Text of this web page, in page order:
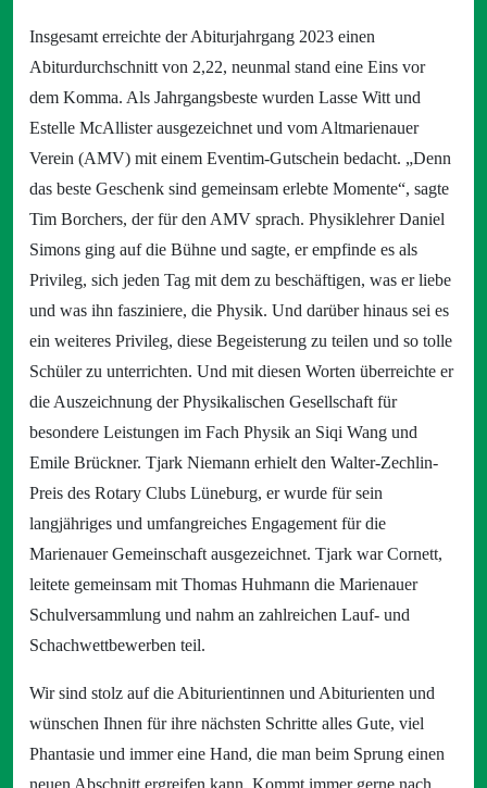
Insgesamt erreichte der Abiturjahrgang 2023 einen
Abiturdurchschnitt von 2,22, neunmal stand eine Eins vor
dem Komma. Als Jahrgangsbeste wurden Lasse Witt und
Estelle McAllister ausgezeichnet und vom Altmarienauer
Verein (AMV) mit einem Eventim-Gutschein bedacht. „Denn
das beste Geschenk sind gemeinsam erlebte Momente“, sagte
Tim Borchers, der für den AMV sprach. Physiklehrer Daniel
Simons ging auf die Bühne und sagte, er empfinde es als
Privileg, sich jeden Tag mit dem zu beschäftigen, was er liebe
und was ihn fasziniere, die Physik. Und darüber hinaus sei es
ein weiteres Privileg, diese Begeisterung zu teilen und so tolle
Schüler zu unterrichten. Und mit diesen Worten überreichte er
die Auszeichnung der Physikalischen Gesellschaft für
besondere Leistungen im Fach Physik an Siqi Wang und
Emile Brückner. Tjark Niemann erhielt den Walter-Zechlin-
Preis des Rotary Clubs Lüneburg, er wurde für sein
langjähriges und umfangreiches Engagement für die
Marienauer Gemeinschaft ausgezeichnet. Tjark war Cornett,
leitete gemeinsam mit Thomas Huhmann die Marienauer
Schulversammlung und nahm an zahlreichen Lauf- und
Schachwettbewerben teil.
Wir sind stolz auf die Abiturientinnen und Abiturienten und
wünschen Ihnen für ihre nächsten Schritte alles Gute, viel
Phantasie und immer eine Hand, die man beim Sprung einen